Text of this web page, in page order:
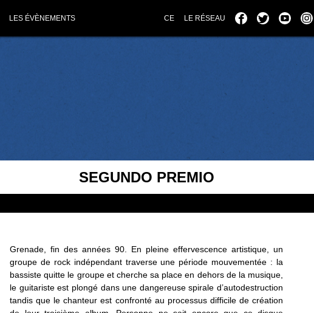
LES ÉVÈNEMENTS CE LE RÉSEAU
SEGUNDO PREMIO
Grenade, fin des années 90. En pleine effervescence artistique, un
groupe de rock indépendant traverse une période mouvementée : la
bassiste quitte le groupe et cherche sa place en dehors de la musique,
le guitariste est plongé dans une dangereuse spirale d’autodestruction
tandis que le chanteur est confronté au processus difficile de création